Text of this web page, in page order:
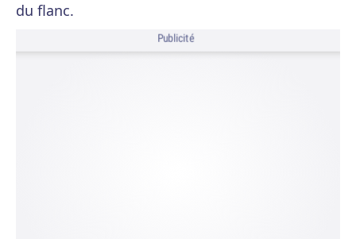
du flanc.
Publicité